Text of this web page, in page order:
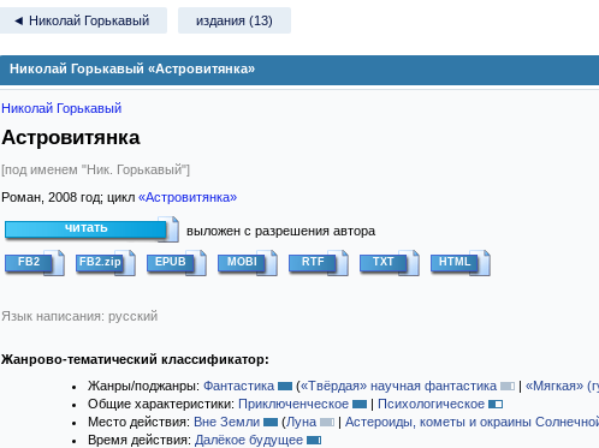
◄ Николай Горькавый издания (13)
Николай Горькавый «Астровитянка»
Николай Горькавый
Астровитянка
[под именем "Ник. Горькавый"]
Роман, 2008 год; цикл «Астровитянка»
читать выложен с разрешения автора
FB2 FB2.zip EPUB MOBI RTF TXT HTML
Язык написания: русский
Жанрово-тематический классификатор:
Жанры/поджанры: Фантастика («Твёрдая» научная фантастика | «Мягкая»
Общие характеристики: Приключенческое | Психологическое
Место действия: Вне Земли (Луна | Астероиды, кометы и окраины
Время действия: Далёкое будущее